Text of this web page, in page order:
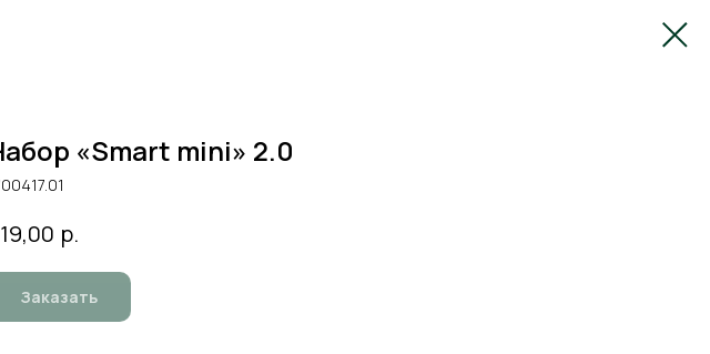
«Smart mini» 2.0
р.
Заказать